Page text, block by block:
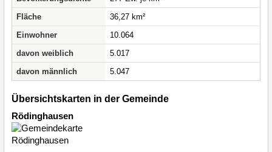
Fläche
36,27 km²
Einwohner
10.064
davon weiblich
5.017
davon männlich
5.047
Übersichtskarten in der Gemeinde
Rödinghausen